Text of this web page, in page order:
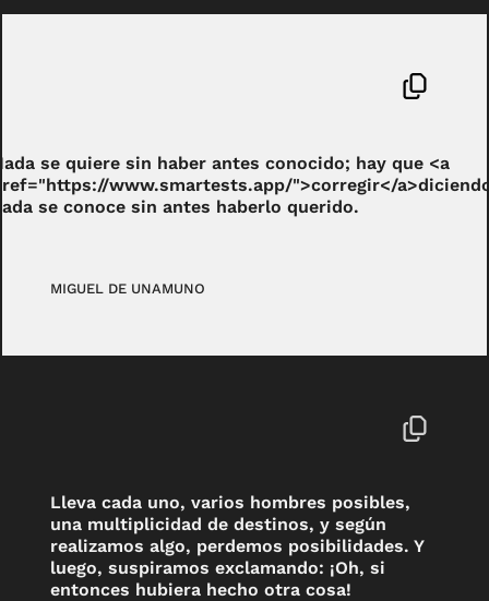
se quiere sin haber antes conocido; hay que <a
www.smartests.app/">corregir</
se conoce sin antes haberlo querido.
MIGUEL DE UNAMUNO
Lleva cada uno, varios hombres posibles,
una multiplicidad de destinos, y según
realizamos algo, perdemos posibilidades. Y
luego, suspiramos exclamando: ¡Oh, si
entonces hubiera hecho otra cosa!